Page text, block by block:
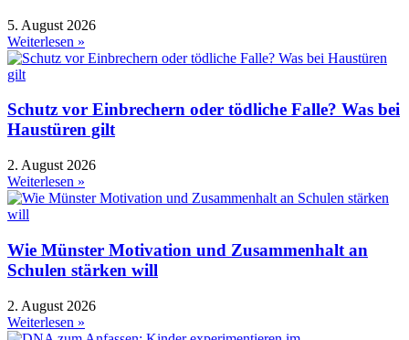
5. August 2026
Weiterlesen »
Schutz vor Einbrechern oder tödliche Falle? Was bei
Haustüren gilt
2. August 2026
Weiterlesen »
Wie Münster Motivation und Zusammenhalt an
Schulen stärken will
2. August 2026
Weiterlesen »